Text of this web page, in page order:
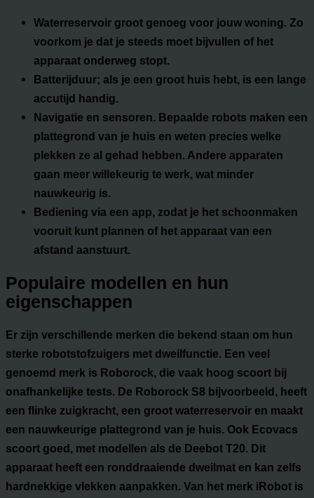
Waterreservoir groot genoeg voor jouw woning. Zo
voorkom je dat je steeds moet bijvullen of het
apparaat onderweg stopt.
Batterijduur; als je een groot huis hebt, is een lange
accutijd handig.
Navigatie en sensoren . Bepaalde robots maken een
plattegrond van je huis en weten precies welke
plekken ze al gehad hebben. Andere apparaten
gaan meer willekeurig te werk, wat minder
nauwkeurig is.
Bediening via een app , zodat je het schoonmaken
vooruit kunt plannen of het apparaat van een
afstand aanstuurt.
Populaire modellen en hun
eigenschappen
Er zijn verschillende merken die bekend staan om hun
sterke robotstofzuigers met dweilfunctie. Een veel
genoemd merk is Roborock, die vaak hoog scoort bij
onafhankelijke tests. De Roborock S8 bijvoorbeeld, heeft
een flinke zuigkracht, een groot waterreservoir en maakt
een nauwkeurige plattegrond van je huis. Ook Ecovacs
scoort goed, met modellen als de Deebot T20. Dit
apparaat heeft een ronddraaiende dweilmat en kan zelfs
hardnekkige vlekken aanpakken. Van het merk iRobot is